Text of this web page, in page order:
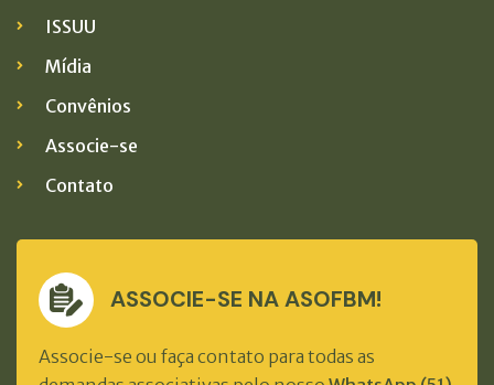
ISSUU
Mídia
Convênios
Associe-se
Contato
ASSOCIE-SE NA ASOFBM!
Associe-se ou faça contato para todas as